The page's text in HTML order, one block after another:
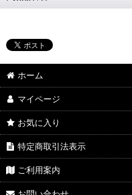
ホーム
マイページ
お気に入り
特定商取引法表示
ご利用案内